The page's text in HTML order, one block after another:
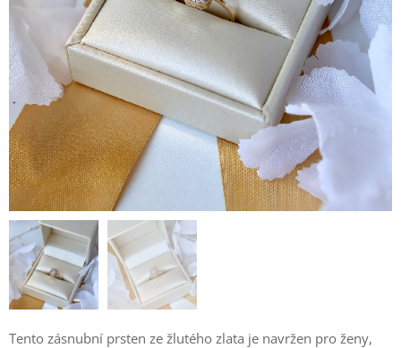
Tento zásnubní prsten ze žlutého zlata je navržen pro ženy,